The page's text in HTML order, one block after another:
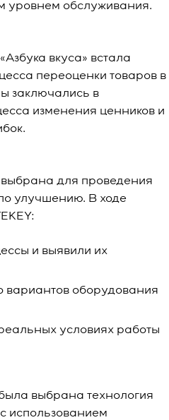
уровнем обслуживания.
вкуса» встала
переоценки товаров в
заключались в
изменения ценников и
для проведения
улучшению. В ходе
и выявили их
вариантов оборудования
условиях работы
выбрана технология
использованием